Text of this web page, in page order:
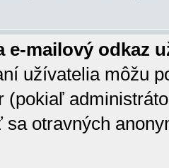
e-mailový odkaz
užívatelia môžu
(pokiaľ
otravných